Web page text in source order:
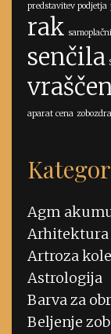
predstavitev podjetja
rak
senčila
aparat cena
Agm
Arhitektura
Artroza
Astrologija
Barva za
Beljenje